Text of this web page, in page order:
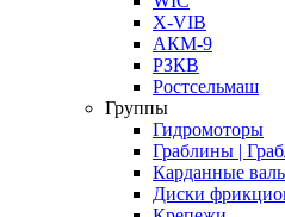
X-VIB
АКМ-9
РЗКВ
Ростсельмаш
Группы
Гидромоторы
Граблины |
Карданные
Диски